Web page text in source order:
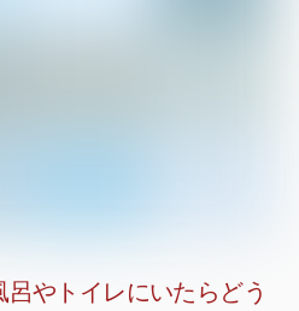
やトイレにいたらどう